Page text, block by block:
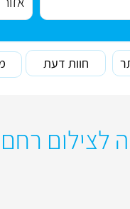
חוות דעת
לצילום